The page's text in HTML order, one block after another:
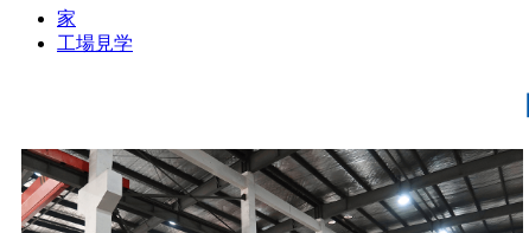
家
工場見学